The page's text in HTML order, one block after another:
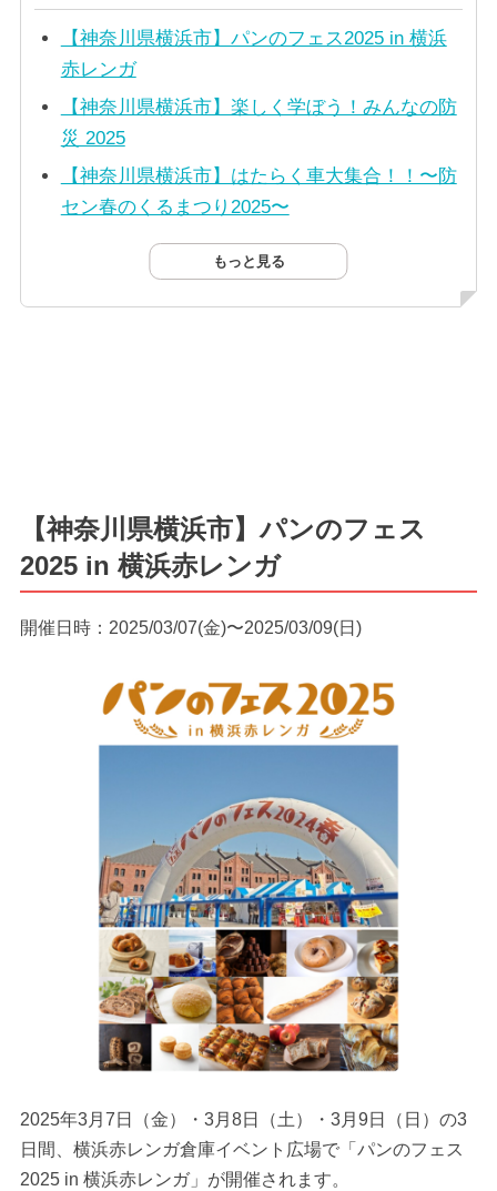
【神奈川県横浜市】パンのフェス2025 in 横浜
赤レンガ
【神奈川県横浜市】楽しく学ぼう！みんなの防
災 2025
【神奈川県横浜市】はたらく車大集合！！〜防
セン春のくるまつり2025〜
もっと見る
【神奈川県横浜市】パンのフェス
2025 in 横浜赤レンガ
開催日時：2025/03/07(金)〜2025/03/09(日)
2025年3月7日（金）・3月8日（土）・3月9日（日）の3
日間、横浜赤レンガ倉庫イベント広場で「パンのフェス
2025 in 横浜赤レンガ」が開催されます。